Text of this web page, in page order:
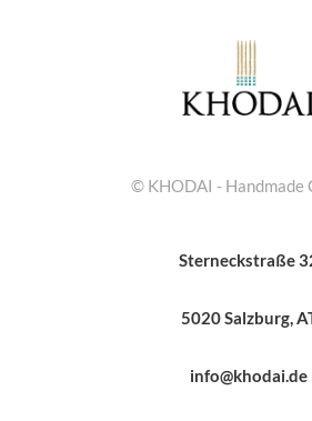
© KHODAI - Handmade
Sterneckstraße
5020 Salzburg,
info@khodai.de